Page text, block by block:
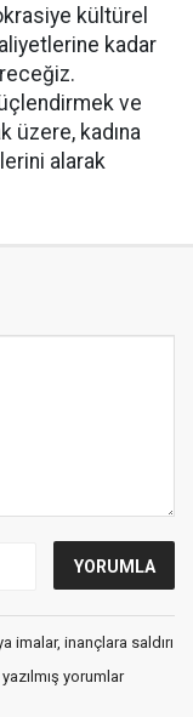
kültürel
kadar
ve
üzere, kadına
alarak
imalar, inançlara saldırı
yorumlar